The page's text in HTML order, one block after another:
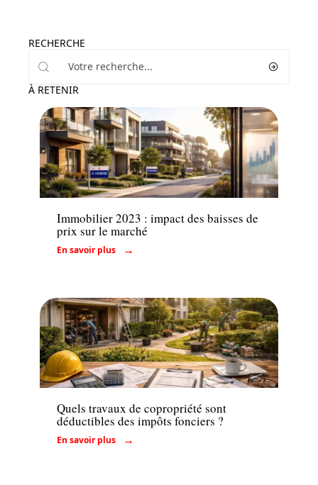
RECHERCHE
À RETENIR
Conseils
Immobilier 2023 : impact des baisses de
prix sur le marché
En savoir plus
Immo
Quels travaux de copropriété sont
déductibles des impôts fonciers ?
En savoir plus